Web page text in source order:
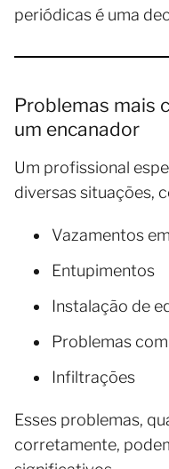
periódicas é uma
Problemas mais
um encanador
Um profissional
diversas situações,
Vazamentos
Entupimentos
Instalação de
Problemas
Infiltrações
Esses problemas,
corretamente,